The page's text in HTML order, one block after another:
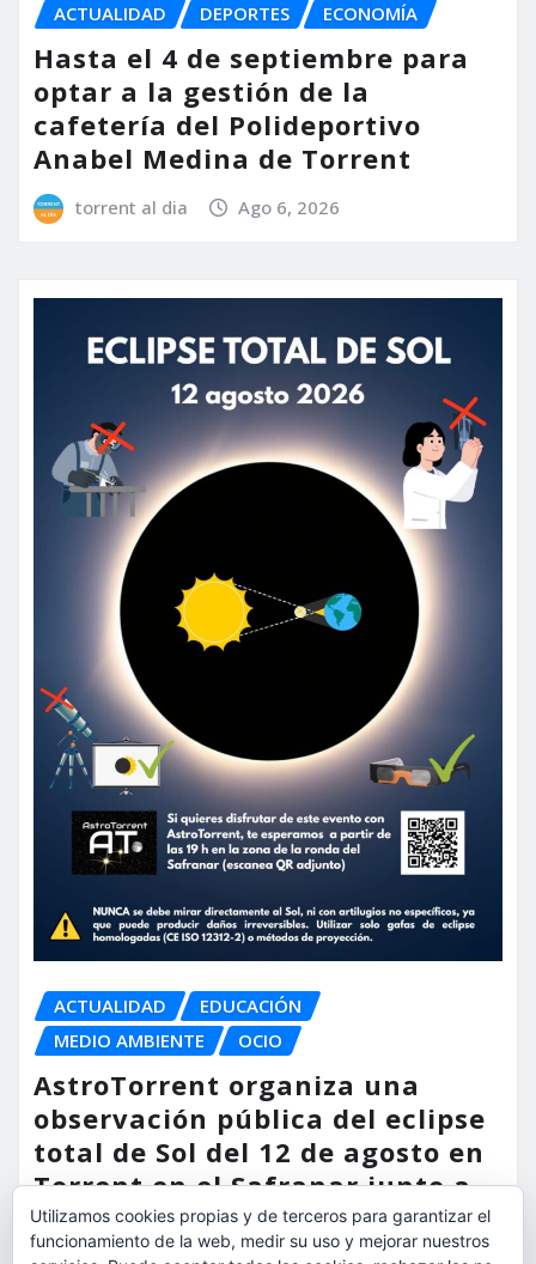
ACTUALIDAD DEPORTES ECONOMÍA
Hasta el 4 de septiembre para
optar a la gestión de la
cafetería del Polideportivo
Anabel Medina de Torrent
torrent al dia Ago 6, 2026
ACTUALIDAD
EDUCACIÓN
MEDIO AMBIENTE
OCIO
AstroTorrent organiza una
observación pública del eclipse
total de Sol del 12 de agosto en
Torrent en el Safranar junto a
las vías del AVE
Utilizamos cookies propias y de terceros para garantizar el
funcionamiento de la web, medir su uso y mejorar nuestros